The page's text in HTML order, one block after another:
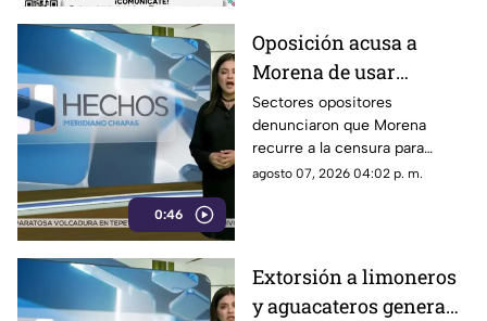
0:46
Oposición acusa a
Morena de usar
censura para ocultar
seńalamientos de
narcopolítica
Sectores opositores
denunciaron que Morena
recurre a la censura para
imponer su versión oficial y
agosto 07, 2026 04:02 p. m.
Extorsión a limoneros
y aguacateros genera